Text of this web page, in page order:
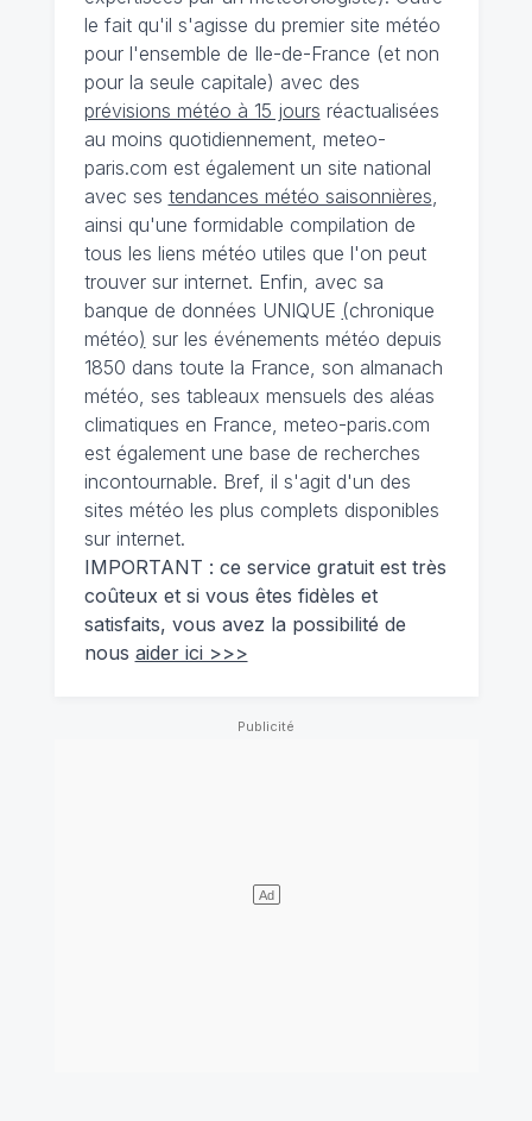
le fait qu'il s'agisse du premier site météo
pour l'ensemble de Ile-de-France (et non
pour la seule capitale) avec des
prévisions météo à 15 jours réactualisées
au moins quotidiennement, meteo-
paris.com est également un site national
avec ses tendances météo saisonnières,
ainsi qu'une formidable compilation de
tous les liens météo utiles que l'on peut
trouver sur internet. Enfin, avec sa
banque de données UNIQUE (chronique
météo) sur les événements météo depuis
1850 dans toute la France, son almanach
météo, ses tableaux mensuels des aléas
climatiques en France, meteo-paris.com
est également une base de recherches
incontournable. Bref, il s'agit d'un des
sites météo les plus complets disponibles
sur internet.
IMPORTANT : ce service gratuit est très
coûteux et si vous êtes fidèles et
satisfaits, vous avez la possibilité de
nous aider ici >>>